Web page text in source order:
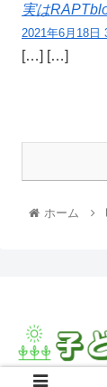
実は
2021年6月18日
[…] […]
ホーム